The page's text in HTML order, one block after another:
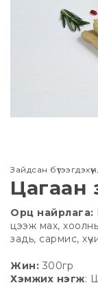
Зайдсан бүтээгдэхүүн,
Цагаан
Орц найрлага:
цээж мах,
задь, сармис,
Жин: 300гр
Хэмжих нэгж: